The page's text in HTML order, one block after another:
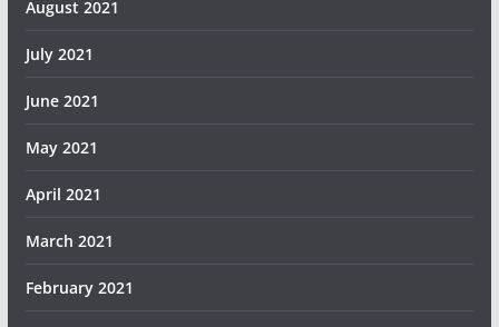
August 2021
July 2021
June 2021
May 2021
April 2021
March 2021
February 2021